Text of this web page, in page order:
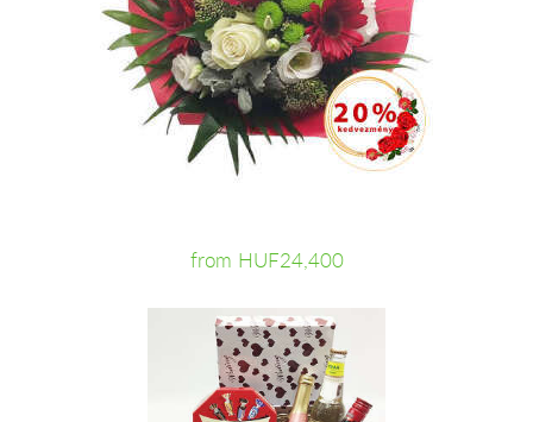
from HUF24,400